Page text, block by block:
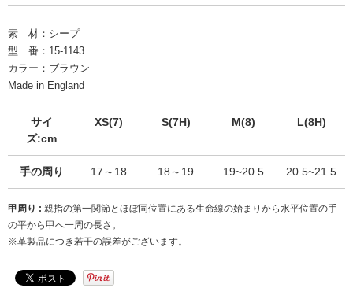
素 材： シープ
型 番： 15-1143
カラー： ブラウン
Made in England
サイ
ズ:cm
XS(7) S(7H) M(8) L(8H)
手の周り 17～18 18～19 19~20.5 20.5~21.5
甲周り : 親指の第一関節とほぼ同位置にある生命線の始まりから水平位置の手
の平から甲へ一周の長さ。
※革製品につき若干の誤差がございます。